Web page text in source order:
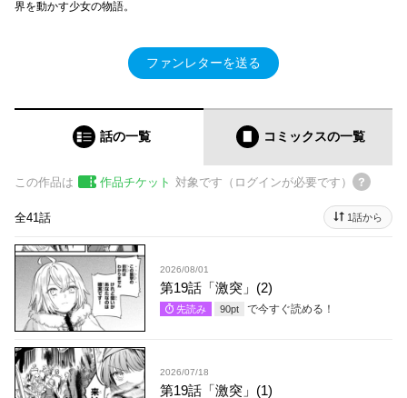
界を動かす少女の物語。
ファンレターを送る
話の一覧 コミックスの一覧
この作品は 作品チケット 対象です（ログインが必要です）
全41話 1話から
2026/08/01
第19話「激突」(2)
先読み 90pt で今すぐ読める！
2026/07/18
第19話「激突」(1)